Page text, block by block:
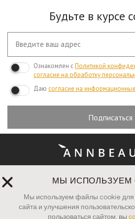
Будьте в курсе
Ознакомлен сПолитикой
согласие на обработку
Даю согласие на
Подписаться
Оплата и
Вопросы и
МЫ ИСПОЛЬЗУЕМ
Мы используем файлы cookie для
сайта и улучшения
пользоваться сайтом, вы